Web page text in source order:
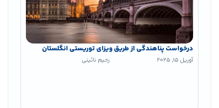
درخواست پناهندگی از طریق ویزای توریستی انگلستان
آوریل 15, 2025 رحیم نائینی